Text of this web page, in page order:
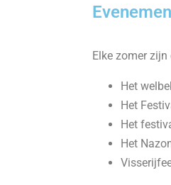
Elke zomer
Het
Het
Het
Het